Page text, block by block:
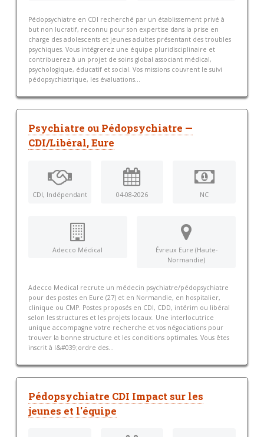
Pédopsychiatre en CDI recherché par un établissement privé à
but non lucratif, reconnu pour son expertise dans la prise en
charge des adolescents et jeunes adultes présentant des troubles
psychiques. Vous intégrerez une équipe pluridisciplinaire et
contribuerez à un projet de soins global associant médical,
psychologique, éducatif et social. Vos missions couvrent le suivi
pédopsychiatrique, les évaluations...
Psychiatre ou Pédopsychiatre —
CDI/Libéral, Eure
CDI, Indépendant 04-08-2026 NC
Adecco Médical
Évreux Eure (Haute-
Normandie)
Adecco Medical recrute un médecin psychiatre/pédopsychiatre
pour des postes en Eure (27) et en Normandie, en hospitalier,
clinique ou CMP. Postes proposés en CDI, CDD, intérim ou libéral
selon les structures et les projets locaux. Une interlocutrice
unique accompagne votre recherche et vos négociations pour
trouver la bonne structure et les conditions optimales. Vous êtes
inscrit à l&#039;ordre des...
Pédopsychiatre CDI Impact sur les
jeunes et l'équipe